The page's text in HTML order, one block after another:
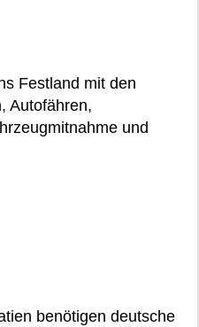
Festland mit den
Autofähren,
und
benötigen deutsche